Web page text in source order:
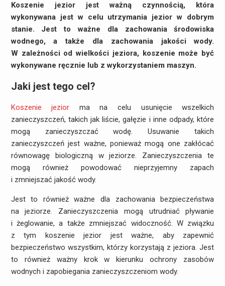
Koszenie jezior jest ważną czynnością, która
wykonywana jest w celu utrzymania jezior w dobrym
stanie. Jest to ważne dla zachowania środowiska
wodnego, a także dla zachowania jakości wody.
W zależności od wielkości jeziora, koszenie może być
wykonywane ręcznie lub z wykorzystaniem maszyn.
Jaki jest tego cel?
Koszenie jezior ma na celu usunięcie wszelkich
zanieczyszczeń, takich jak liście, gałęzie i inne odpady, które
mogą zanieczyszczać wodę. Usuwanie takich
zanieczyszczeń jest ważne, ponieważ mogą one zakłócać
równowagę biologiczną w jeziorze. Zanieczyszczenia te
mogą również powodować nieprzyjemny zapach
i zmniejszać jakość wody.
Jest to również ważne dla zachowania bezpieczeństwa
na jeziorze. Zanieczyszczenia mogą utrudniać pływanie
i żeglowanie, a także zmniejszać widoczność. W związku
z tym koszenie jezior jest ważne, aby zapewnić
bezpieczeństwo wszystkim, którzy korzystają z jeziora. Jest
to również ważny krok w kierunku ochrony zasobów
wodnych i zapobiegania zanieczyszczeniom wody.